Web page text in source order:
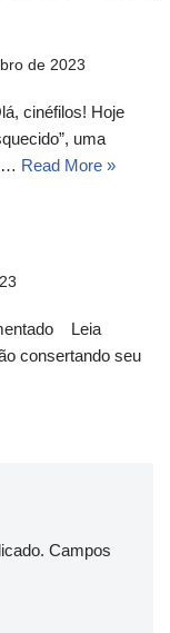
de 2023
cinéfilos! Hoje
uma
Read More »
Leia
consertando seu
Campos